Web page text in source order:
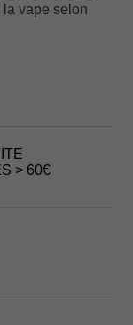
vape selon
> 60€